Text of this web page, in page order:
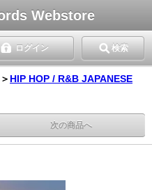
Webstore
ログイン 検索
＞ HIP HOP / R&B JAPANESE
次の商品へ